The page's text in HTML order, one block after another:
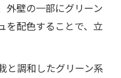
外壁の一部にグリーン
を配色することで、立
と調和したグリーン系